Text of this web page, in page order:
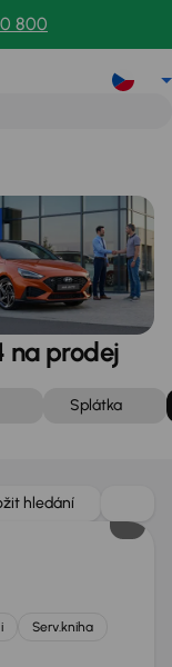
800
na prodej
Splátka
hledání
i
Serv.kniha